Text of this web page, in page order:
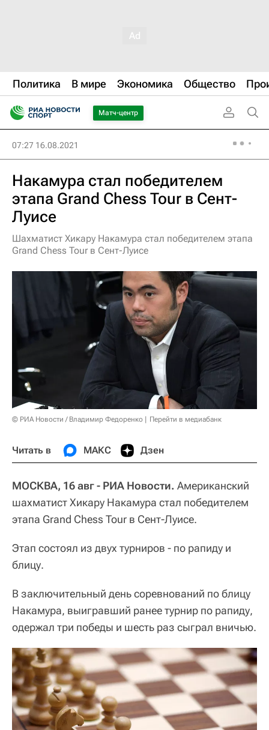
Политика В мире Экономика Общество
Матч-центр
07:27 16.08.2021
Накамура стал победителем
этапа Grand Chess Tour в Сент-
Луисе
Шахматист Хикару Накамура стал победителем этапа
Grand Chess Tour в Сент-Луисе
© РИА Новости / Владимир Федоренко Перейти в медиабанк
Читать в МАКС Дзен
МОСКВА, 16 авг - РИА Новости. Американский
шахматист Хикару Накамура стал победителем
этапа Grand Chess Tour в Сент-Луисе.
Этап состоял из двух турниров - по рапиду и
блицу.
В заключительный день соревнований по блицу
Накамура, выигравший ранее турнир по рапиду,
одержал три победы и шесть раз сыграл вничью.